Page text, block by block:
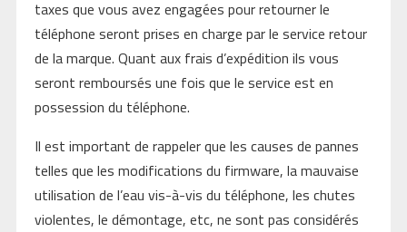
taxes que vous avez engagées pour retourner le
téléphone seront prises en charge par le service retour
de la marque. Quant aux frais d’expédition ils vous
seront remboursés une fois que le service est en
possession du téléphone.
Il est important de rappeler que les causes de pannes
telles que les modifications du firmware, la mauvaise
utilisation de l’eau vis-à-vis du téléphone, les chutes
violentes, le démontage, etc, ne sont pas considérés